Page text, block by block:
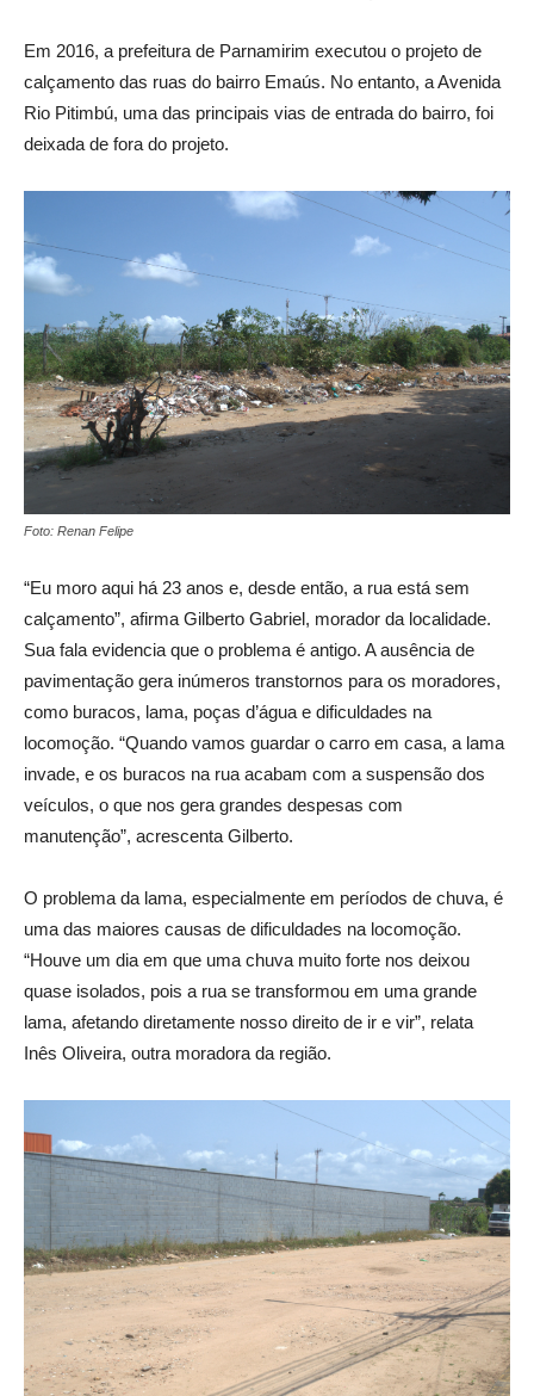
Em 2016, a prefeitura de Parnamirim executou o projeto de
calçamento das ruas do bairro Emaús. No entanto, a Avenida
Rio Pitimbú, uma das principais vias de entrada do bairro, foi
deixada de fora do projeto.
Foto: Renan Felipe
“Eu moro aqui há 23 anos e, desde então, a rua está sem
calçamento”, afirma Gilberto Gabriel, morador da localidade.
Sua fala evidencia que o problema é antigo. A ausência de
pavimentação gera inúmeros transtornos para os moradores,
como buracos, lama, poças d’água e dificuldades na
locomoção. “Quando vamos guardar o carro em casa, a lama
invade, e os buracos na rua acabam com a suspensão dos
veículos, o que nos gera grandes despesas com
manutenção”, acrescenta Gilberto.
O problema da lama, especialmente em períodos de chuva, é
uma das maiores causas de dificuldades na locomoção.
“Houve um dia em que uma chuva muito forte nos deixou
quase isolados, pois a rua se transformou em uma grande
lama, afetando diretamente nosso direito de ir e vir”, relata
Inês Oliveira, outra moradora da região.